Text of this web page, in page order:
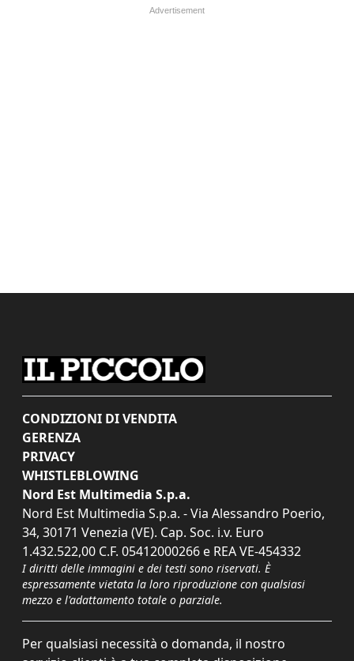
CONDIZIONI DI VENDITA
GERENZA
PRIVACY
WHISTLEBLOWING
Nord Est Multimedia S.p.a.
Nord Est Multimedia S.p.a. - Via Alessandro Poerio,
34, 30171 Venezia (VE). Cap. Soc. i.v. Euro
1.432.522,00 C.F. 05412000266 e REA VE-454332
I diritti delle immagini e dei testi sono riservati. È
espressamente vietata la loro riproduzione con qualsiasi
mezzo e l'adattamento totale o parziale.
Per qualsiasi necessità o domanda, il nostro